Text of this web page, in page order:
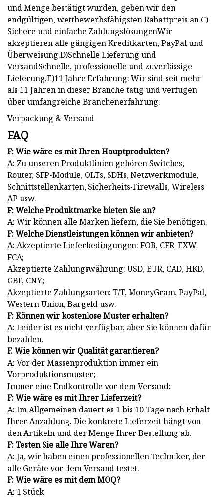
und Menge bestätigt wurden, geben wir den
endgültigen, wettbewerbsfähigsten Rabattpreis an.C)
Sichere und einfache ZahlungslösungenWir
akzeptieren alle gängigen Kreditkarten, PayPal und
Überweisung.D)Schnelle Lieferung und
VersandSchnelle, professionelle und zuverlässige
Lieferung.E)11 Jahre Erfahrung: Wir sind seit mehr
als 11 Jahren in dieser Branche tätig und verfügen
über umfangreiche Branchenerfahrung.
Verpackung & Versand
FAQ
F: Wie wäre es mit Ihren Hauptprodukten?
A: Zu unseren Produktlinien gehören Switches,
Router, SFP-Module, OLTs, SDHs, Netzwerkmodule,
Schnittstellenkarten, Sicherheits-Firewalls, Wireless
AP usw.
F: Welche Produktmarke bieten Sie an?
A: Wir können alle Marken liefern, die Sie benötigen.
F: Welche Dienstleistungen können wir anbieten?
A: Akzeptierte Lieferbedingungen: FOB, CFR, EXW,
FCA;
Akzeptierte Zahlungswährung: USD, EUR, CAD, HKD,
GBP, CNY;
Akzeptierte Zahlungsarten: T/T, MoneyGram, PayPal,
Western Union, Bargeld usw.
F: Können wir kostenlose Muster erhalten?
A: Leider ist es nicht verfügbar, aber Sie können dafür
bezahlen.
F. Wie können wir Qualität garantieren?
A: Vor der Massenproduktion immer ein
Vorproduktionsmuster;
Immer eine Endkontrolle vor dem Versand;
F: Wie wäre es mit Ihrer Lieferzeit?
A: Im Allgemeinen dauert es 1 bis 10 Tage nach Erhalt
Ihrer Anzahlung. Die konkrete Lieferzeit hängt von
den Artikeln und der Menge Ihrer Bestellung ab.
F: Testen Sie alle Ihre Waren?
A: Ja, wir haben einen professionellen Techniker, der
alle Geräte vor dem Versand testet.
F: Wie wäre es mit dem MOQ?
A: 1 Stück